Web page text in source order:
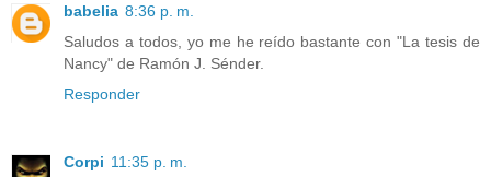
babelia 8:36 p. m.
Saludos a todos, yo me he reído bastante con "La tesis de
Nancy" de Ramón J. Sénder.
Responder
Corpi 11:35 p. m.